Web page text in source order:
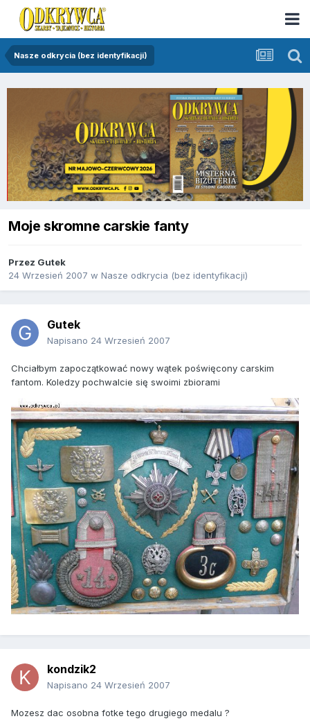
Nasze odkrycia (bez identyfikacji)
Moje skromne carskie fanty
Przez Gutek
24 Wrzesień 2007 w Nasze odkrycia (bez identyfikacji)
Gutek
Napisano 24 Wrzesień 2007
Chciałbym zapoczątkować nowy wątek poświęcony carskim
fantom. Koledzy pochwalcie się swoimi zbiorami
kondzik2
Napisano 24 Wrzesień 2007
Mozesz dac osobna fotke tego drugiego medalu ?